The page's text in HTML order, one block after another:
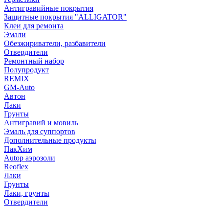
Антигравийные покрытия
Защитные покрытия "ALLIGATOR"
Клеи для ремонта
Эмали
Обезжириватели, разбавители
Отвердители
Ремонтный набор
Полупродукт
REMIX
GM-Auto
Автон
Лаки
Грунты
Антигравий и мовиль
Эмаль для суппортов
Дополнительные продукты
ПакХим
Autop аэрозоли
Reoflex
Лаки
Грунты
Лаки, грунты
Отвердители